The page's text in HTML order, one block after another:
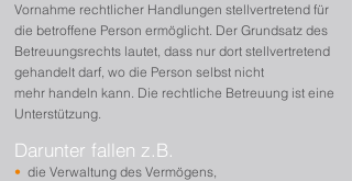
Vornahme rechtlicher Handlungen stellvertretend für
die betroffene Person ermöglicht. Der Grundsatz des
Betreuungsrechts lautet, dass nur dort stellvertretend
gehandelt darf, wo die Person selbst nicht
mehr handeln kann. Die rechtliche Betreuung ist eine
Unterstützung.
Darunter fallen z.B.
• die Verwaltung des Vermögens,